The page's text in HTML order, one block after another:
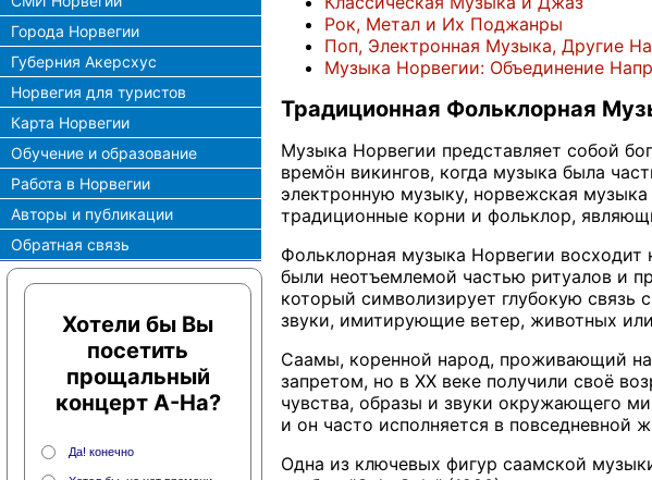
Города Норвегии
Губерния Акерсхус
Норвегия для туристов
Карта Норвегии
Обучение и образование
Работа в Норвегии
Авторы и публикации
Обратная связь
Хотели бы Вы
посетить
прощальный
концерт A-Ha?
Да! конечно
Рок, Метал и Их Поджанры
Поп, Электронная Музыка, Другие
Музыка Норвегии: Объединение
Традиционная Фольклорная
Музыка Норвегии представляет собой
времöн викингов, когда музыка была
электронную музыку, норвежская
традиционные корни и фольклор,
Фольклорная музыка Норвегии восходит
были неотъемлемой частью ритуалов и
который символизирует глубокую связь
звуки, имитирующие ветер, животных
Саамы, коренной народ, проживающий
запретом, но в XX веке получили своё
чувства, образы и звуки окружающего
и он часто исполняется в повседневной
Одна из ключевых фигур саамской